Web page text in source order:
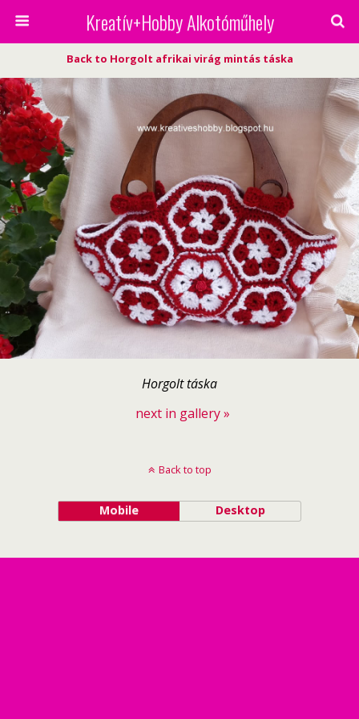
Kreatív+Hobby Alkotóműhely
Back to Horgolt afrikai virág mintás táska
Horgolt táska
next in gallery »
Back to top
Mobile Desktop